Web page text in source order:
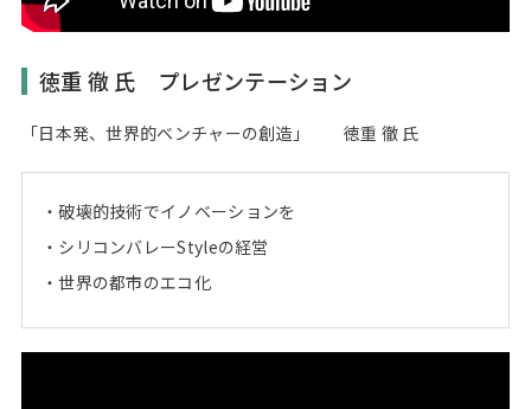
徳重 徹 氏 プレゼンテーション
「日本発、世界的ベンチャーの創造」 徳重 徹 氏
破壊的技術でイノベーションを
シリコンバレーStyleの経営
世界の都市のエコ化